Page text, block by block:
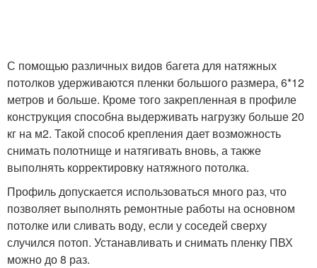
С помощью различных видов багета для натяжных
потолков удерживаются пленки большого размера, 6*12
метров и больше. Кроме того закрепленная в профиле
конструкция способна выдерживать нагрузку больше 20
кг на м2. Такой способ крепления дает возможность
снимать полотнище и натягивать вновь, а также
выполнять корректировку натяжного потолка.
Профиль допускается использоваться много раз, что
позволяет выполнять ремонтные работы на основном
потолке или сливать воду, если у соседей сверху
случился потоп. Устанавливать и снимать пленку ПВХ
можно до 8 раз.